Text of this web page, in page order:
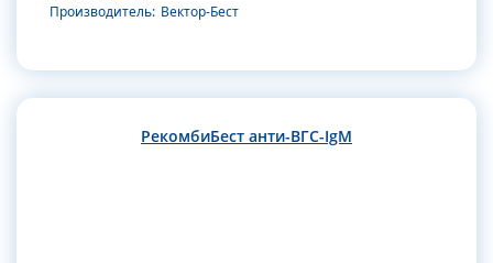
Производитель: Вектор-Бест
РекомбиБест анти-ВГС-IgM